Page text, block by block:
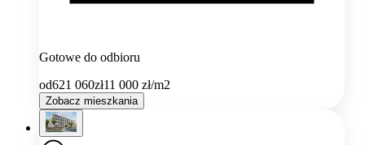
Gotowe do odbioru
od621 060zł11 000 zł/m2
Zobacz mieszkania